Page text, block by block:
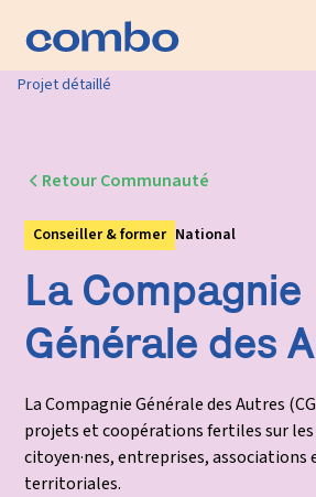
Projet détaillé
Retour Communauté
Conseiller & former National
La Compagnie
Générale des
La Compagnie Générale des Autres
projets et coopérations fertiles sur
citoyen·nes, entreprises,
territoriales.